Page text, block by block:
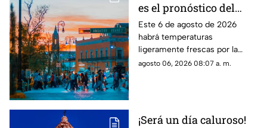
es el pronóstico del
clima en
Aguascalientes hoy 6
de agosto
Este 6 de agosto de 2026
habrá temperaturas
ligeramente frescas por la
mañana y calor en el día; el
agosto 06, 2026 08:07 a. m.
¡Será un día caluroso!